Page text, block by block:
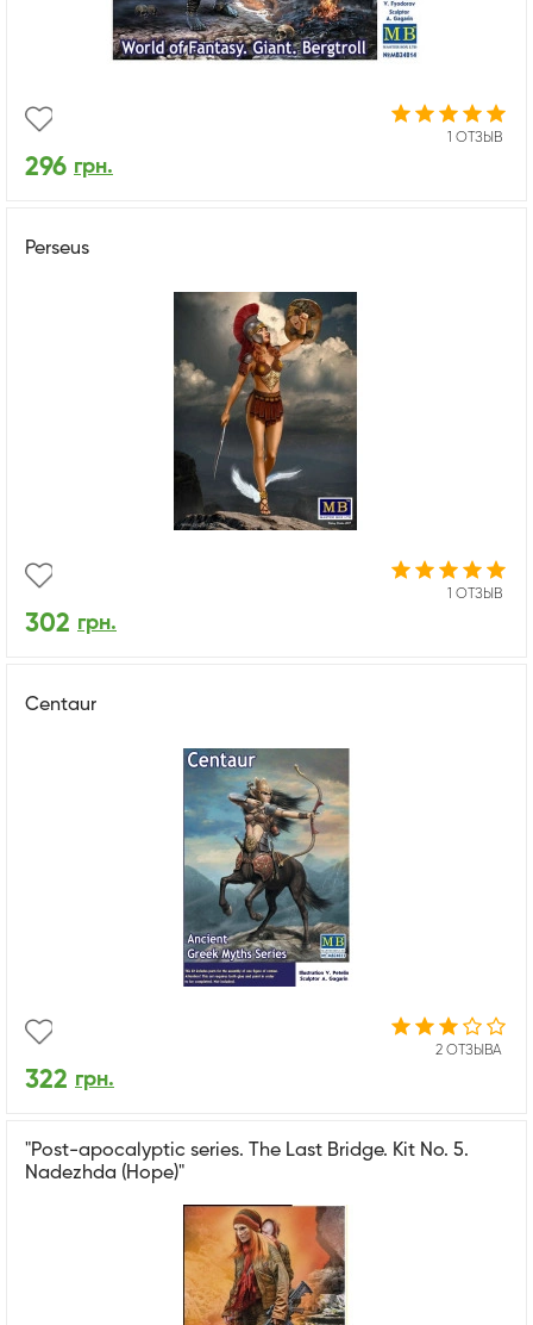
1 ОТЗЫВ
296 грн.
Perseus
1 ОТЗЫВ
302 грн.
Centaur
2 ОТЗЫВА
322 грн.
"Pоst-apocalyptic series. The Last Bridge. Kit No. 5.
Nadezhda (Hope)"